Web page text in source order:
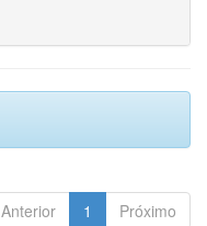
Anterior 1 Próximo